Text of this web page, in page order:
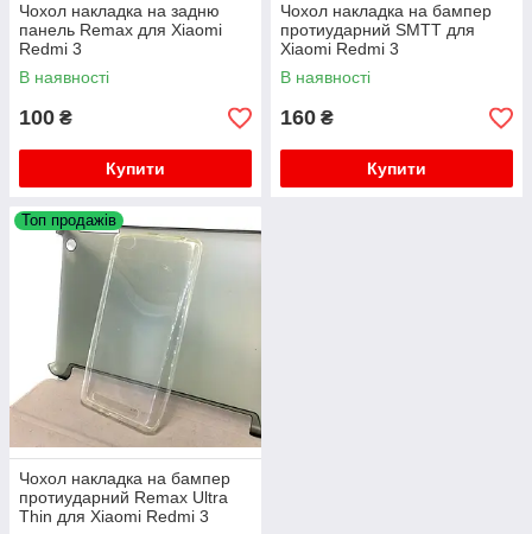
Чохол накладка на задню
панель Remax для Xiaomi
Redmi 3
В наявності
100 ₴
Купити
Чохол накладка на бампер
протиударний SMTT для
Xiaomi Redmi 3
В наявності
160 ₴
Купити
Топ продажів
Чохол накладка на бампер
протиударний Remax Ultra
Thin для Xiaomi Redmi 3